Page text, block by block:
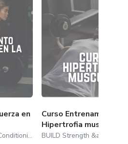
en
BUILD Strength &amp; Conditioning
Curso Entrenamiento de
Hipertrofia muscular